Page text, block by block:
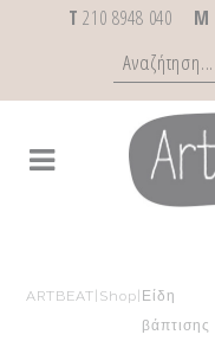
T 210 8948 040 M
ARTBEAT Shop Είδη
βάπτισης